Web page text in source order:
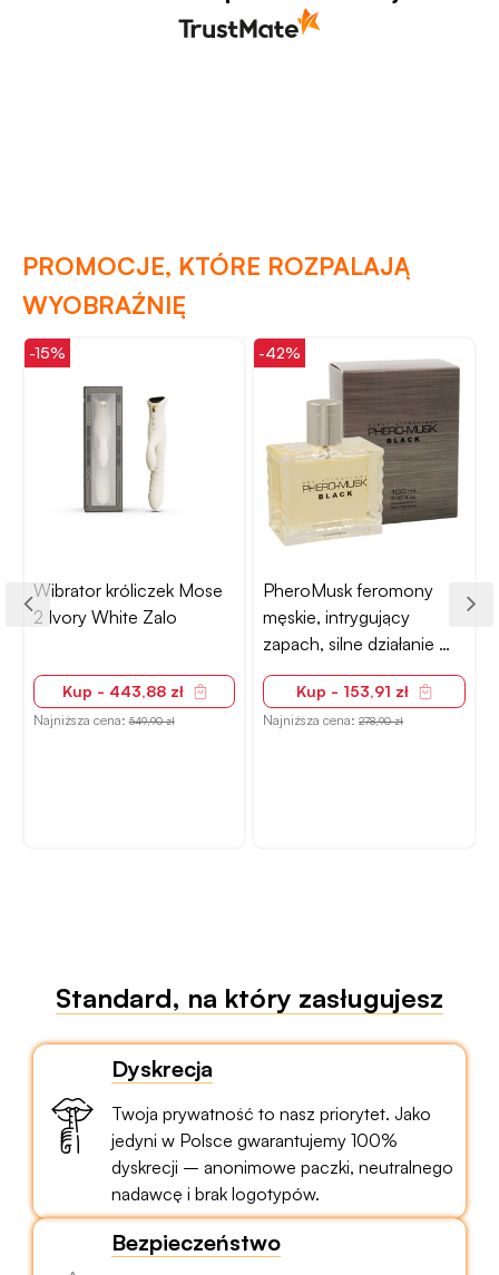
PROMOCJE, KTÓRE ROZPALAJĄ
WYOBRAŹNIĘ
-42%
PheroMusk feromony
męskie, intrygujący
100ml
Kup - 153,91 zł
Najniższa cena:278,90 zł
-48%
Stymulator masażer
łechtaczki 7+7 funkcji –
fioletowy, USB,
wodoodporny
Kup - 115,91 zł
Najniższa cena: 234,90 zł
Standard, na który zasługujesz
Dyskrecja
Twoja prywatność to nasz priorytet. Jako
jedyni w Polsce gwarantujemy 100%
dyskrecji – anonimowe paczki, neutralnego
nadawcę i brak logotypów.
Bezpieczeństwo